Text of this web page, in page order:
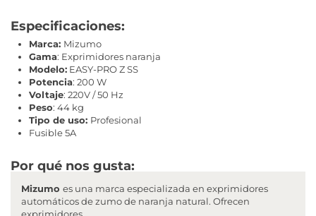
Especificaciones:
Marca: Mizumo
Gama: Exprimidores naranja
Modelo: EASY-PRO Z SS
Potencia: 200 W
Voltaje: 220V / 50 Hz
Peso: 44 kg
Tipo de uso: Profesional
Fusible 5A
Por qué nos gusta:
Mizumo es una marca especializada en exprimidores
automáticos de zumo de naranja natural. Ofrecen
exprimidores